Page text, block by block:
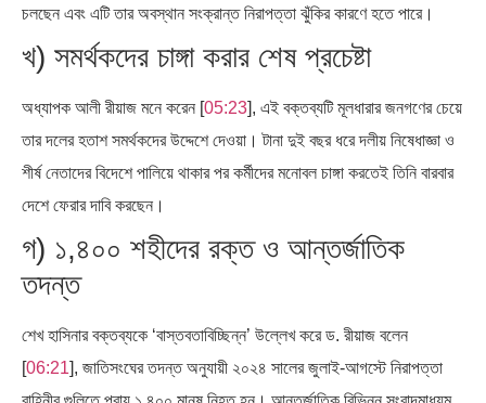
চলছেন এবং এটি তার অবস্থান সংক্রান্ত নিরাপত্তা ঝুঁকির কারণে হতে পারে।
খ) সমর্থকদের চাঙ্গা করার শেষ প্রচেষ্টা
অধ্যাপক আলী রীয়াজ মনে করেন [05:23], এই বক্তব্যটি মূলধারার জনগণের চেয়ে
তার দলের হতাশ সমর্থকদের উদ্দেশে দেওয়া। টানা দুই বছর ধরে দলীয় নিষেধাজ্ঞা ও
শীর্ষ নেতাদের বিদেশে পালিয়ে থাকার পর কর্মীদের মনোবল চাঙ্গা করতেই তিনি বারবার
দেশে ফেরার দাবি করছেন।
গ) ১,৪০০ শহীদের রক্ত ও আন্তর্জাতিক
তদন্ত
শেখ হাসিনার বক্তব্যকে ‘বাস্তবতাবিচ্ছিন্ন’ উল্লেখ করে ড. রীয়াজ বলেন
[06:21], জাতিসংঘের তদন্ত অনুযায়ী ২০২৪ সালের জুলাই-আগস্টে নিরাপত্তা